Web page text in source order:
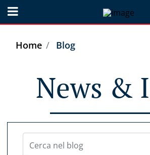
Open menu
Home Blog
News &